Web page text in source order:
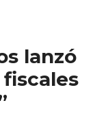
lanzó